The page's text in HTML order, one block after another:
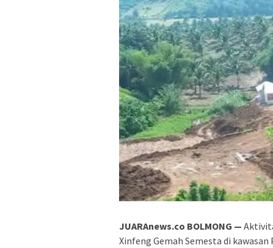
JUARAnews.co BOLMONG —
Xinfeng Gemah Semesta di